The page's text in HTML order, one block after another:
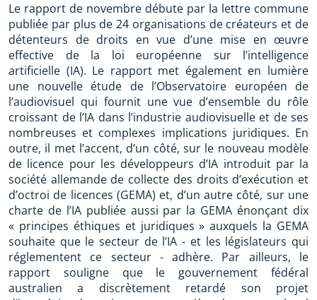
Le rapport de novembre débute par la lettre commune
publiée par plus de 24 organisations de créateurs et de
détenteurs de droits en vue d’une mise en œuvre
effective de la loi européenne sur l’intelligence
artificielle (IA). Le rapport met également en lumière
une nouvelle étude de l’Observatoire européen de
l’audiovisuel qui fournit une vue d’ensemble du rôle
croissant de l’IA dans l’industrie audiovisuelle et de ses
nombreuses et complexes implications juridiques. En
outre, il met l’accent, d’un côté, sur le nouveau modèle
de licence pour les développeurs d’IA introduit par la
société allemande de collecte des droits d’exécution et
d’octroi de licences (GEMA) et, d’un autre côté, sur une
charte de l’IA publiée aussi par la GEMA énonçant dix
« principes éthiques et juridiques » auxquels la GEMA
souhaite que le secteur de l’IA - et les législateurs qui
réglementent ce secteur - adhère. Par ailleurs, le
rapport souligne que le gouvernement fédéral
australien a discrètement retardé son projet